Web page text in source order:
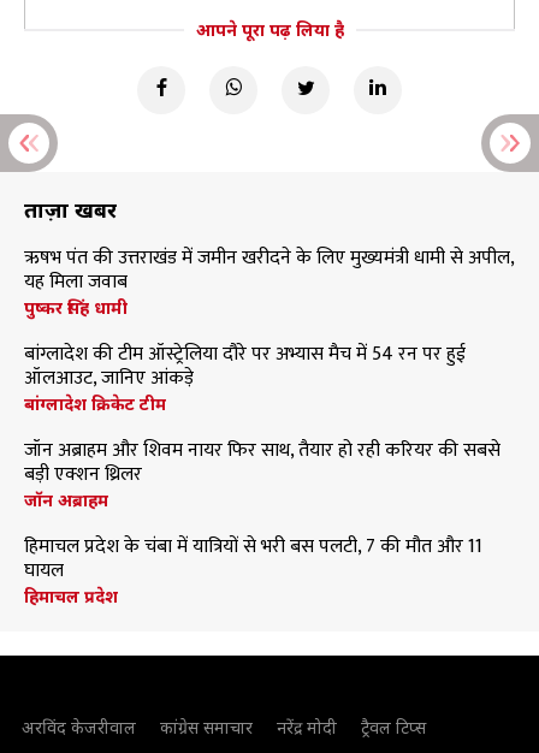
आपने पूरा पढ़ लिया है
ताज़ा खबरें
ऋषभ पंत की उत्तराखंड में जमीन खरीदने के लिए मुख्यमंत्री धामी से अपील,
यह मिला जवाब
पुष्कर सिंह धामी
बांग्लादेश की टीम ऑस्ट्रेलिया दौरे पर अभ्यास मैच में 54 रन पर हुई
ऑलआउट, जानिए आंकड़े
बांग्लादेश क्रिकेट टीम
जॉन अब्राहम और शिवम नायर फिर साथ, तैयार हो रही करियर की सबसे
बड़ी एक्शन थ्रिलर
जॉन अब्राहम
हिमाचल प्रदेश के चंबा में यात्रियों से भरी बस पलटी, 7 की मौत और 11
घायल
हिमाचल प्रदेश
अरविंद केजरीवाल कांग्रेस समाचार नरेंद्र मोदी ट्रैवल टिप्स